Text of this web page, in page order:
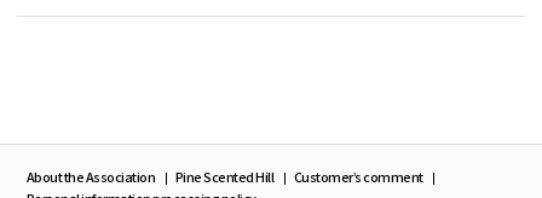
About the Association Pine Scented Hill
Customer’s comment